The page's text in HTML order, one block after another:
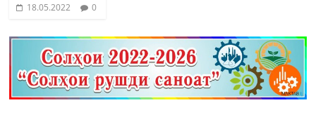
18.05.2022 0